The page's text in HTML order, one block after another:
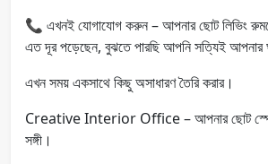
📞 এখনই যোগাযোগ করুন – আপনার ছোট লিভিং
এত দূর পড়েছেন, বুঝতে পারছি আপনি সত্যিই আপনার
এখন সময় একসাথে কিছু অসাধারণ তৈরি করার।
Creative Interior Office – আপনার ছোট স্পেস
সঙ্গী।